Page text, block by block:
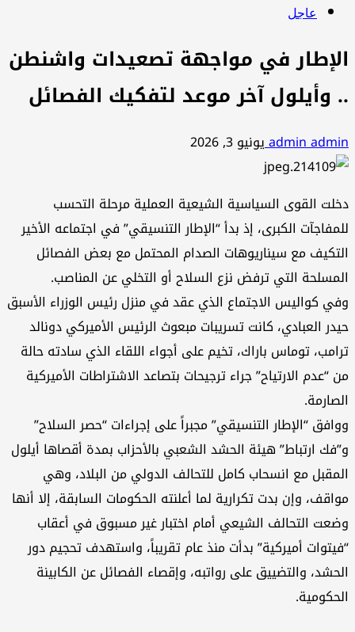
عاجل
الإطار في مواجهة تصعيدات واشنطن
.. وأيلول آخر موعد لتفكيك الفصائل
admin adminيونيو 3, 2026
دخلت القوى السياسية الشيعية العملية مرحلة التحسب
للمفاجآت الكبرى، إذ بدأ “الإطار التنسيقي” في اجتماعه الأخير
التكيف مع سيناريوهات الصدام المحتمل مع بعض الفصائل
المسلحة التي ترفض نزع السلاح أو التخلي عن المناصب.
وفي كواليس الاجتماع الذي عقد في منزل رئيس الوزراء الأسبق
حيدر العبادي، كانت تسريبات مبعوث الرئيس الأميركي دونالد
ترامب، توماس باراك، تخيم على أجواء اللقاء الذي سادته حالة
من “عدم الارتياح” جراء ترجيحات بتصاعد الاشتراطات الأميركية
الصارمة.
ووافق “الإطار التنسيقي” مجبراً على إجراءات “حصر السلاح”
و”فك ارتباط” هيئة الحشد الشعبي بالأحزاب بمدة أقصاها أيلول
المقبل مع انسحاب كامل للتحالف الدولي من البلاد، وهي
مواقف، وإن بدت تكرارية لما أعلنته الحكومات السابقة، إلا أنها
وضعت التحالف الشيعي أمام اختبار غير مسبوق في أعقاب
“فيتوات أميركية” بدأت منذ عام تقريباً، واستهدف تحجيم دور
الحشد، والتضييق على رواتبه، وإقصاء الفصائل عن الكابينة
الحكومية.